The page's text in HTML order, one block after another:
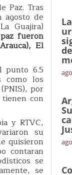
Paz. Tras
agosto de
Guajira)
fueron
El
punto 6.5
como los
por
con
y RTVC,
su
quisieron
contaran
se
se